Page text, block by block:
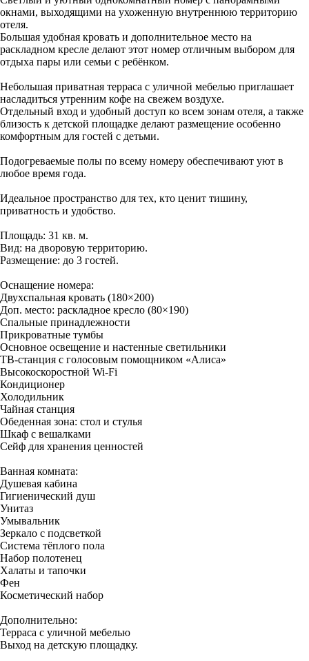
окнами, выходящими на ухоженную внутреннюю территорию
отеля.
Большая удобная кровать и дополнительное место на
раскладном кресле делают этот номер отличным выбором для
отдыха пары или семьи с ребёнком.
Небольшая приватная терраса с уличной мебелью приглашает
насладиться утренним кофе на свежем воздухе.
Отдельный вход и удобный доступ ко всем зонам отеля, а также
близость к детской площадке делают размещение особенно
комфортным для гостей с детьми.
Подогреваемые полы по всему номеру обеспечивают уют в
любое время года.
Идеальное пространство для тех, кто ценит тишину,
приватность и удобство.
Площадь: 31 кв. м.
Вид: на дворовую территорию.
Размещение: до 3 гостей.
Оснащение номера:
Двухспальная кровать (180×200)
Доп. место: раскладное кресло (80×190)
Спальные принадлежности
Прикроватные тумбы
Основное освещение и настенные светильники
ТВ-станция с голосовым помощником «Алиса»
Высокоскоростной Wi-Fi
Кондиционер
Холодильник
Чайная станция
Обеденная зона: стол и стулья
Шкаф с вешалками
Сейф для хранения ценностей
Ванная комната:
Душевая кабина
Гигиенический душ
Унитаз
Умывальник
Зеркало с подсветкой
Система тёплого пола
Набор полотенец
Халаты и тапочки
Фен
Косметический набор
Дополнительно:
Терраса с уличной мебелью
Выход на детскую площадку.